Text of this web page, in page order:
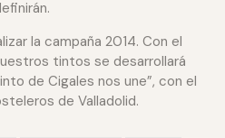
la campaña 2014. Con el
tintos se desarrollará
de Cigales nos une”, con el
de Valladolid.